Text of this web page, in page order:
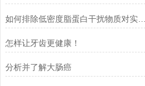
怎样让牙齿更健康！
分析并了解大肠癌